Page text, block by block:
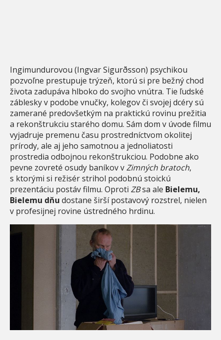
Ingimundurovou (Ingvar Sigurðsson) psychikou
pozvoľne prestupuje trýzeň, ktorú si pre bežný chod
života zadupáva hlboko do svojho vnútra. Tie ľudské
záblesky v podobe vnučky, kolegov či svojej dcéry sú
zamerané predovšetkým na praktickú rovinu prežitia
a rekonštrukciu starého domu. Sám dom v úvode filmu
vyjadruje premenu času prostredníctvom okolitej
prírody, ale aj jeho samotnou a jednoliatosti
prostredia odbojnou rekonštrukciou. Podobne ako
pevne zovreté osudy baníkov vZimných bratoch,
s ktorými si režisér strihol podobnú stoickú
prezentáciu postáv filmu. Oproti ZBsa ale Bielemu,
Bielemu dňu dostane širší postavový rozstrel, nielen
v profesijnej rovine ústredného hrdinu.